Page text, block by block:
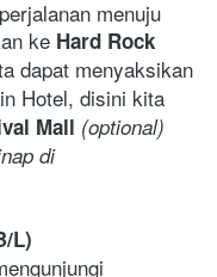
ke Hard Rock
dapat menyaksikan
Hotel, disini kita
Mall (optional)
di
L)